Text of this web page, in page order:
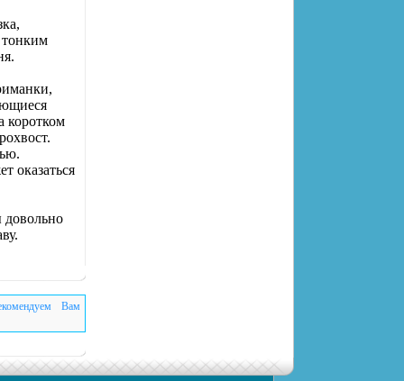
тонким
коротком
оказаться
довольно
Вам